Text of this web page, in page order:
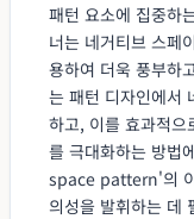
패턴 요소에 집중하
너는 네거티브 스페
용하여 더욱 풍부하
는 패턴 디자인에서
하고, 이를 효과적으
를 극대화하는 방법
space pattern'의
의성을 발휘하는 데